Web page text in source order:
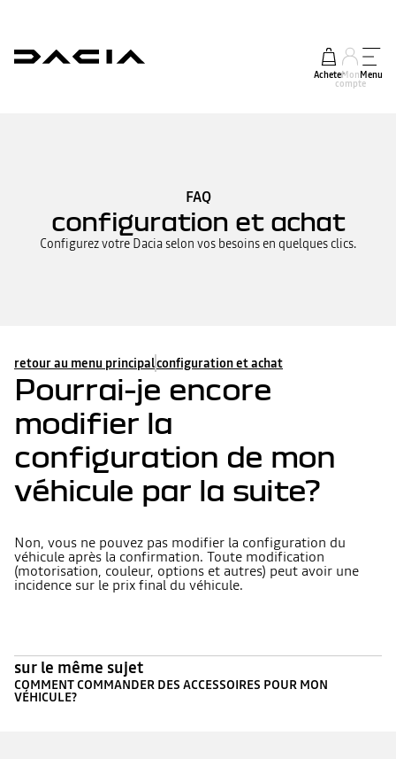
AcheterMon
compte
Menu
FAQ
configuration et achat
Configurez votre Dacia selon vos besoins en quelques clics.
retour au menu principalconfiguration et achat
Pourrai-je encore
modifier la
configuration de mon
véhicule par la suite?
Non, vous ne pouvez pas modifier la configuration du
véhicule après la confirmation. Toute modification
(motorisation, couleur, options et autres) peut avoir une
incidence sur le prix final du véhicule.
sur le même sujet
COMMENT COMMANDER DES ACCESSOIRES POUR MON
VÉHICULE?